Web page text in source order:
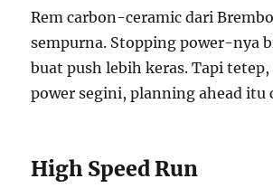
Rem carbon-ceramic dari
sempurna. Stopping power-nya
buat push lebih keras. Tapi tetep,
power segini, planning ahead itu
High Speed Run